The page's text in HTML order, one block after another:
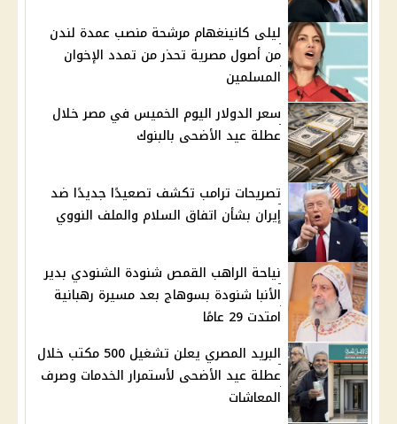
ليلى كانينغهام مرشحة منصب عمدة لندن
من أصول مصرية تحذر من تمدد الإخوان
المسلمين
سعر الدولار اليوم الخميس في مصر خلال
عطلة عيد الأضحى بالبنوك
تصريحات ترامب تكشف تصعيدًا جديدًا ضد
إيران بشأن اتفاق السلام والملف النووي
نياحة الراهب القمص شنودة الشنودي بدير
الأنبا شنودة بسوهاج بعد مسيرة رهبانية
امتدت 29 عامًا
البريد المصري يعلن تشغيل 500 مكتب خلال
عطلة عيد الأضحى لأستمرار الخدمات وصرف
المعاشات